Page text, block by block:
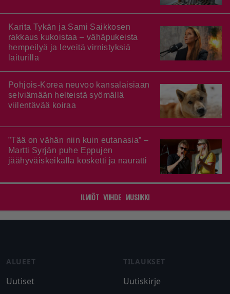
Karita Tykän ja Sami Saikkosen
rakkaus kukoistaa – vähäpukeista
hempeilyä ja leveitä virnistyksiä
laiturilla
Pohjois-Korea neuvoo kansalaisiaan
selviämään helteistä syömällä
viilentävää koiraa
”Tää on vähän niin kuin eutanasia” –
Martti Syrjän puhe Eppujen
jäähyväiskeikalla kosketti ja nauratti
ILMIÖT VIIHDE MUSIIKKI
ALUEET
Uutiset
TILAUKSET
Uutiskirje